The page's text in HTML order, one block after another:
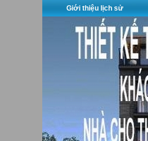
Giới thiệu lịch sử